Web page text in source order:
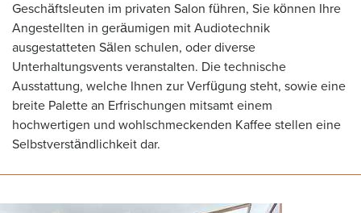
Geschäftsleuten im privaten Salon führen, Sie können Ihre
Angestellten in geräumigen mit Audiotechnik
ausgestatteten Sälen schulen, oder diverse
Unterhaltungsvents veranstalten. Die technische
Ausstattung, welche Ihnen zur Verfügung steht, sowie eine
breite Palette an Erfrischungen mitsamt einem
hochwertigen und wohlschmeckenden Kaffee stellen eine
Selbstverständlichkeit dar.